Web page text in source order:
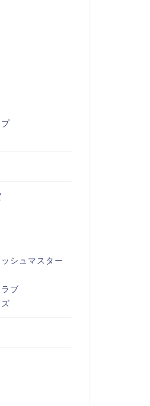
シュマスター
ブ